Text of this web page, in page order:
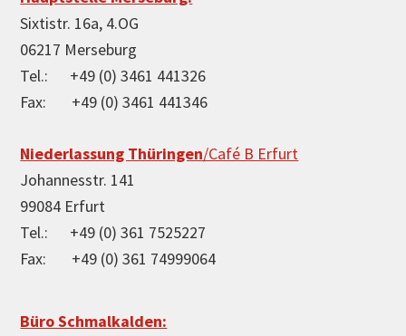
Sixtistr. 16a, 4.OG
06217 Merseburg
Tel.: +49 (0) 3461 441326
Fax: +49 (0) 3461 441346
Niederlassung Thüringen/Café B Erfurt
Johannesstr. 141
99084 Erfurt
Tel.: +49 (0) 361 7525227
Fax: +49 (0) 361 74999064
Büro Schmalkalden: